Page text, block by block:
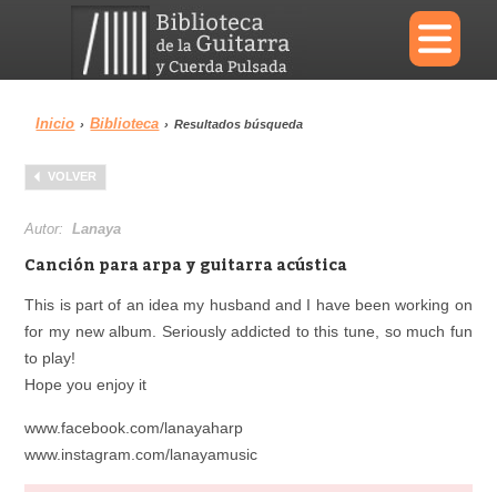
×
Menu
Biblioteca
Área personal Reproductor
Inicio › Biblioteca › Resultados búsqueda
VOLVER
Autor:Lanaya
Canción para arpa y guitarra acústica
This is part of an idea my husband and I have been working on
for my new album. Seriously addicted to this tune, so much fun
to play!
Hope you enjoy it
www.facebook.com/lanayaharp
www.instagram.com/lanayamusic